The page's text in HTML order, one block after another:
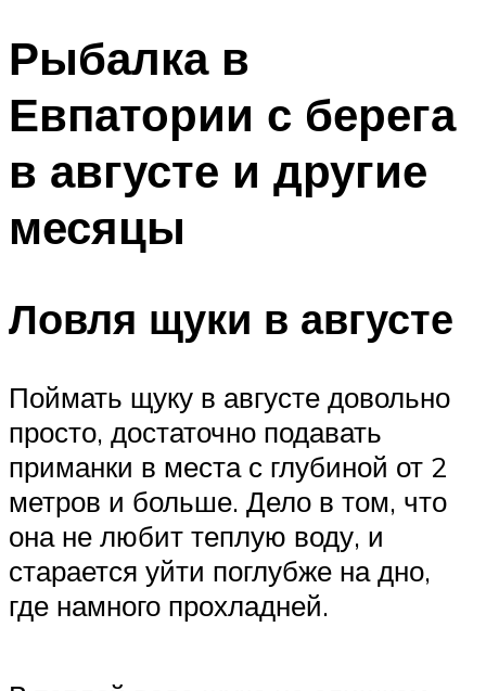
Рыбалка в
Евпатории с берега
в августе и другие
месяцы
Ловля щуки в августе
Поймать щуку в августе довольно
просто, достаточно подавать
приманки в места с глубиной от 2
метров и больше. Дело в том, что
она не любит теплую воду, и
старается уйти поглубже на дно,
где намного прохладней.